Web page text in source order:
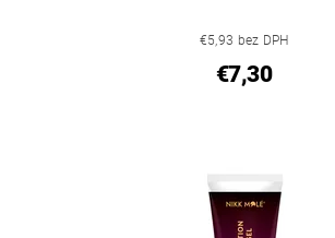
€5,93 bez DPH
€7,30